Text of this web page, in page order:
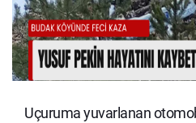
Uçuruma yuvarlanan